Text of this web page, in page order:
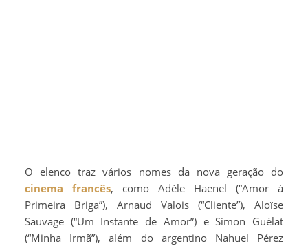
O elenco traz vários nomes da nova geração do
cinema francês, como Adèle Haenel (“Amor à
Primeira Briga”), Arnaud Valois (“Cliente”), Aloïse
Sauvage (“Um Instante de Amor”) e Simon Guélat
(“Minha Irmã”), além do argentino Nahuel Pérez